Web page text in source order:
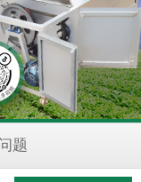
题